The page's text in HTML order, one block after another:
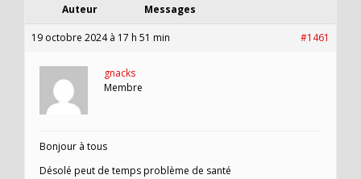
Auteur Messages
19 octobre 2024 à 17 h 51 min #1461
gnacks
Membre
Bonjour à tous
Désolé peut de temps problème de santé